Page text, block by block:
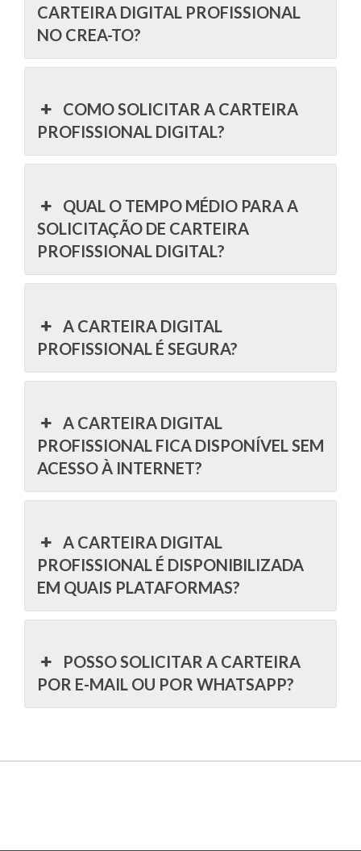
CARTEIRA DIGITAL PROFISSIONAL
NO CREA-TO?
COMO SOLICITAR A CARTEIRA
PROFISSIONAL DIGITAL?
QUAL O TEMPO MÉDIO PARA A
SOLICITAÇÃO DE CARTEIRA
PROFISSIONAL DIGITAL?
A CARTEIRA DIGITAL
PROFISSIONAL É SEGURA?
A CARTEIRA DIGITAL
PROFISSIONAL FICA DISPONÍVEL SEM
ACESSO À INTERNET?
A CARTEIRA DIGITAL
PROFISSIONAL É DISPONIBILIZADA
EM QUAIS PLATAFORMAS?
POSSO SOLICITAR A CARTEIRA
POR E-MAIL OU POR WHATSAPP?